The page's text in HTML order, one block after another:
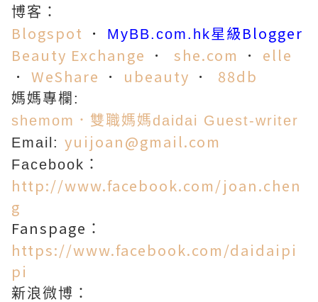
博客：
Blogspot ． MyBB.com.hk星級Blogger
Beauty Exchange ． she.com ． elle
． WeShare ． ubeauty ． 88db
媽媽專欄:
shemom．雙職媽媽daidai Guest-writer
Email: yuijoan@gmail.com
Facebook：
http://www.facebook.com/joan.chen
g
Fanspage ：
https://www.facebook.com/daidaipi
pi
新浪微博：